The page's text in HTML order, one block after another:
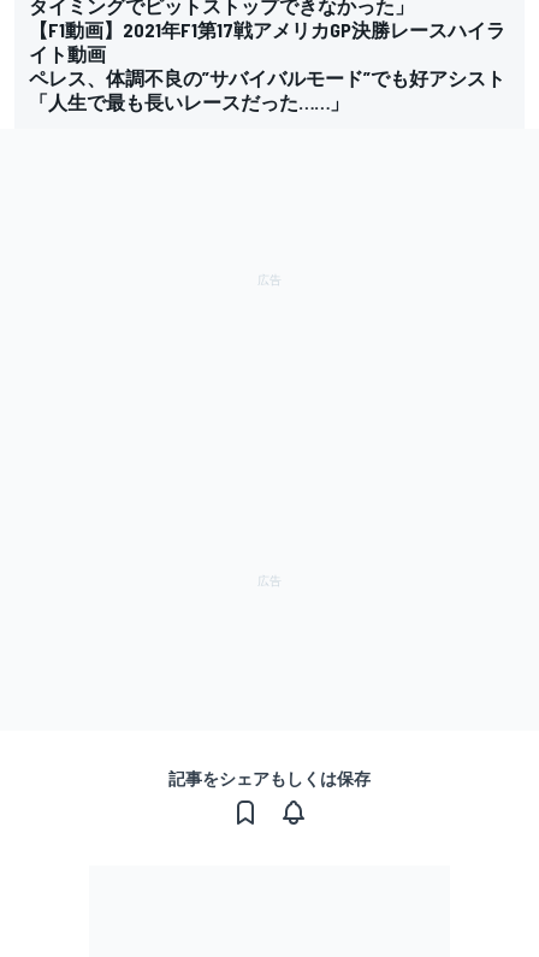
タイミングでピットストップできなかった」
【F1動画】2021年F1第17戦アメリカGP決勝レースハイラ
イト動画
ペレス、体調不良の”サバイバルモード”でも好アシスト
「人生で最も長いレースだった……」
記事をシェアもしくは保存